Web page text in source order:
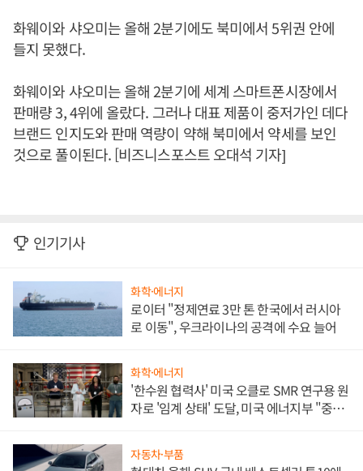
화웨이와 샤오미는 올해 2분기에도 북미에서 5위권 안에
들지 못했다.
화웨이와 샤오미는 올해 2분기에 세계 스마트폰시장에서
판매량 3, 4위에 올랐다. 그러나 대표 제품이 중저가인 데다
브랜드 인지도와 판매 역량이 약해 북미에서 약세를 보인
것으로 풀이된다. [비즈니스포스트 오대석 기자]
인기기사
화학·에너지
로이터 "정제연료 3만 톤 한국에서 러시아
로 이동", 우크라이나의 공격에 수요 늘어
화학·에너지
'한수원 협력사' 미국 오클로 SMR 연구용 원
자로 '임계 상태' 도달, 미국 에너지부 "중요
자동차·부품